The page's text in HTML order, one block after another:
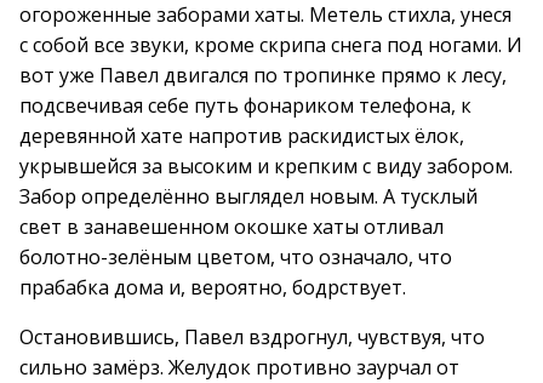
огороженные заборами хаты. Метель стихла, унеся
с собой все звуки, кроме скрипа снега под ногами. И
вот уже Павел двигался по тропинке прямо к лесу,
подсвечивая себе путь фонариком телефона, к
деревянной хате напротив раскидистых ёлок,
укрывшейся за высоким и крепким с виду забором.
Забор определённо выглядел новым. А тусклый
свет в занавешенном окошке хаты отливал
болотно-зелёным цветом, что означало, что
прабабка дома и, вероятно, бодрствует.
Остановившись, Павел вздрогнул, чувствуя, что
сильно замёрз. Желудок противно заурчал от